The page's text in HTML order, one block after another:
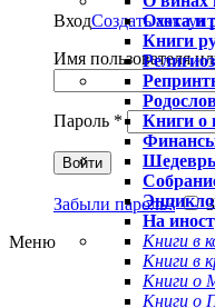
ВходСоздать аккаунт
Имя пользователя
Пароль *
Войти
Забыли пароль?
Меню
Охота и
Книги
Книги о
На
Книги в
Книги в
Книги о
Книги о